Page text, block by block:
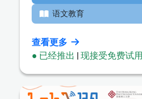
语文教育
查看更多
● 已经推出 | 现接受免费试用